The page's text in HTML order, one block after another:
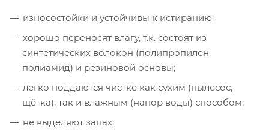
износостойки и устойчивы к истиранию;
хорошо переносят влагу, т.к. состоят из
синтетических волокон (полипропилен,
полиамид) и резиновой основы;
легко поддаются чистке как сухим (пылесос,
щётка), так и влажным (напор воды) способом;
не выделяют запах;